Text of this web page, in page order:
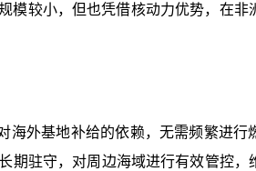
模较小，但也凭借核动力优势，在非
海外基地补给的依赖，无需频繁进行
驻守，对周边海域进行有效管控，